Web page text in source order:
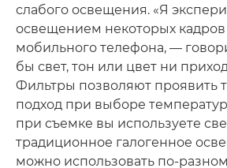
слабого освещения. «Я
освещением некоторых
мобильного телефона, —
бы свет, тон или цвет ни
Фильтры позволяют проявить
подход при выборе
при съемке вы используете
традиционное галогенное
можно использовать по-